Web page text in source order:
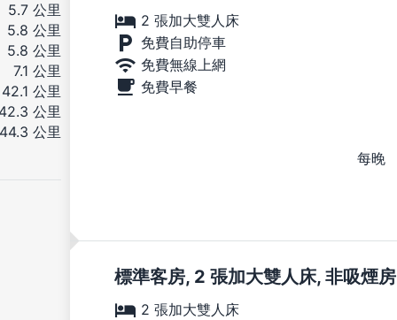
2 張加大雙人床
免費自助停車
免費無線上網
免費早餐
每晚
標準客房, 2 張加大雙人床, 非吸煙房
2 張加大雙人床
5.7 公里
5.8 公里
5.8 公里
7.1 公里
42.1 公里
42.3 公里
44.3 公里